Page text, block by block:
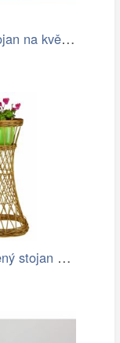
Ratanový stojan na květináče - AX
Vingo Proutěný stojan na květiny…